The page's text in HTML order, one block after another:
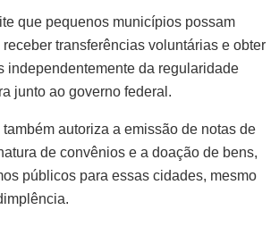
que pequenos municípios possam
transferências voluntárias e obter
independentemente da regularidade
junto ao governo federal.
autoriza a emissão de notas de
de convênios e a doação de bens,
públicos para essas cidades, mesmo